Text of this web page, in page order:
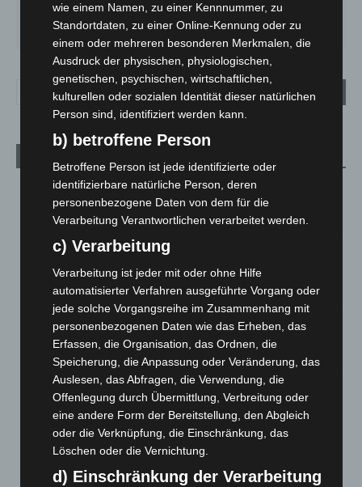
27° 34° 27° 23° 20
Niedersachsen: Feuerwehrkräfte kehren nach
Waldbrandeinsatz aus Spanien zurück
7. August 2026
Hannover: Erste Tigermücken-Population in Niedersachsen
entdeckt
7. August 2026
Brand im „Haus der Begegnung“ in Neuwarmbüchen schnell
eingedämmt
6. August 2026
Region Hannover: 21 neue Notfallsanitäter starten beim
Roten Kreuz
Mann läuft mit Hockeyschläger über A7 – Polizei sucht
Zeugen
wie einem Namen, zu einer Kennnummer, zu
Standortdaten, zu einer Online-Kennung oder zu
einem oder mehreren besonderen Merkmalen, die
Ausdruck der physischen, physiologischen,
genetischen, psychischen, wirtschaftlichen,
kulturellen oder sozialen Identität dieser natürlichen
Person sind, identifiziert werden kann.
b) betroffene Person
Betroffene Person ist jede identifizierte oder
identifizierbare natürliche Person, deren
personenbezogene Daten von dem für die
Verarbeitung Verantwortlichen verarbeitet werden.
c) Verarbeitung
Verarbeitung ist jeder mit oder ohne Hilfe
automatisierter Verfahren ausgeführte Vorgang oder
jede solche Vorgangsreihe im Zusammenhang mit
personenbezogenen Daten wie das Erheben, das
Erfassen, die Organisation, das Ordnen, die
Speicherung, die Anpassung oder Veränderung, das
Auslesen, das Abfragen, die Verwendung, die
Offenlegung durch Übermittlung, Verbreitung oder
eine andere Form der Bereitstellung, den Abgleich
oder die Verknüpfung, die Einschränkung, das
Löschen oder die Vernichtung.
d) Einschränkung der Verarbeitung